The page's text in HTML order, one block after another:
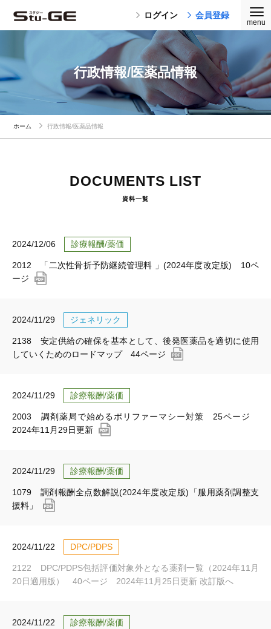
ログイン 会員登録
行政情報/医薬品情報
ホーム 行政情報/医薬品情報
DOCUMENTS LIST
資料一覧
2024/12/06 診療報酬/薬価
2012 「二次性骨折予防継続管理料 」(2024年度改定版) 10ペ
ージ
2024/11/29 ジェネリック
2138 安定供給の確保を基本として、後発医薬品を適切に使用
していくためのロードマップ 44ページ
2024/11/29 診療報酬/薬価
2003 調剤薬局で始めるポリファーマシー対策 25ページ
2024年11月29日更新
2024/11/29 診療報酬/薬価
1079 調剤報酬全点数解説(2024年度改定版)「服用薬剤調整支
援料」
2024/11/22 DPC/PDPS
2122 DPC/PDPS包括評価対象外となる薬剤一覧（2024年11月
20日適用版） 40ページ 2024年11月25日更新 改訂版へ
2024/11/22 診療報酬/薬価